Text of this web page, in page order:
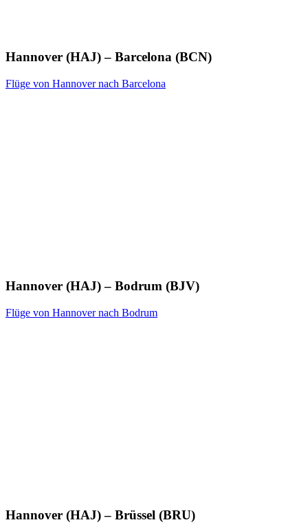
Hannover (HAJ) – Barcelona (BCN)
Flüge von Hannover nach Barcelona
Hannover (HAJ) – Bodrum (BJV)
Flüge von Hannover nach Bodrum
Hannover (HAJ) – Brüssel (BRU)